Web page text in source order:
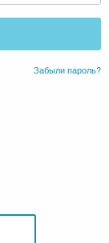
Забыли пароль?